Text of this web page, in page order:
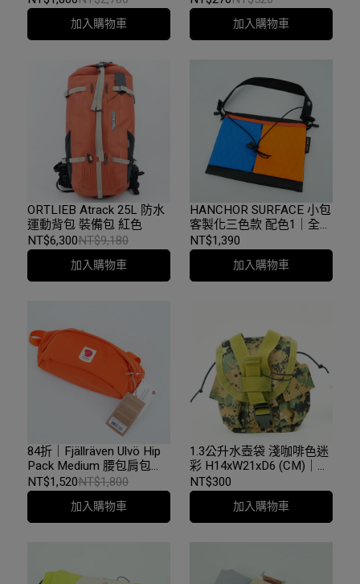
加入購物車 加入購物車
ORTLIEB Atrack 25L 防水
運動背包 裝備包 紅色
NT$6,300NT$9,180
加入購物車
HANCHOR SURFACE 小包
客製化三色款 配色1｜全新
樣品藍橘｜台中
NT$1,390
加入購物車
84折｜Fjällräven Ulvö Hip
Pack Medium 腰包肩包
Hokkaido Orange 23165
208｜原廠樣品全新品｜台
NT$1,520NT$1,800
加入購物車
1.3公升水壺袋 淺咖啡色迷
彩 H14xW21xD6 (CM)｜二
手｜台中
NT$300
加入購物車